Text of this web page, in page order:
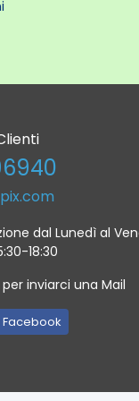
dal Lunedì al
18:30
inviarci una Mail